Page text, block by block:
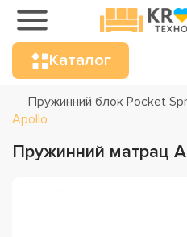
Каталог
Пружинний блок Pocket
Apollo
Пружинний матрац